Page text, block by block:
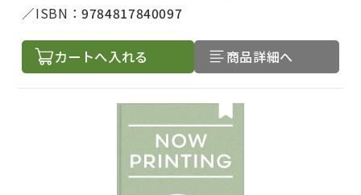
ISBN：9784817840097
カートへ入れる 商品詳細へ